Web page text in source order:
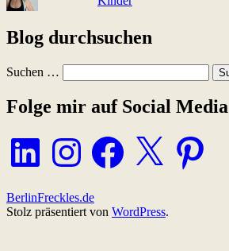
Blog durchsuchen
Suchen …
Folge mir auf Social Media
LinkedIn Instagram FacebookX Pinterest
BerlinFreckles.de
Stolz präsentiert von WordPress.